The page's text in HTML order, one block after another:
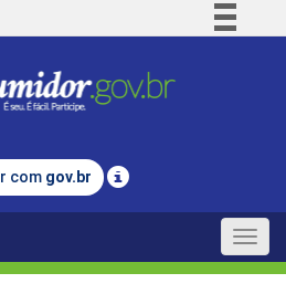
Comunica BR
Legislação
com gov.br
Toggle